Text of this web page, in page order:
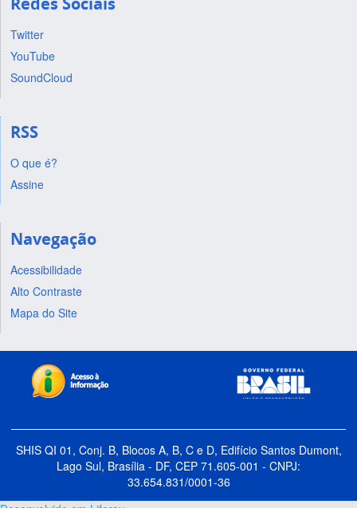
Twitter
YouTube
SoundCloud
RSS
O que é?
Assine
Navegação
Acessibilidade
Alto Contraste
Mapa do Site
SHIS QI 01, Conj. B, Blocos A, B, C e D, Edifício Santos Dumont,
Lago Sul, Brasília - DF, CEP 71.605-001 - CNPJ:
33.654.831/0001-36